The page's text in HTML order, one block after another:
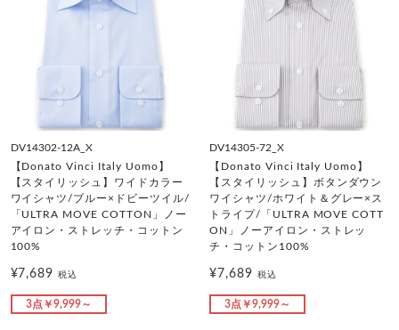
DV14302-12A_X
【Donato Vinci Italy Uomo】
【スタイリッシュ】ワイドカラー
ワイシャツ/ブルー×ドビーツイル/
「ULTRA MOVE COTTON」ノー
アイロン・ストレッチ・コットン
100%
¥7,689税込
3点￥9,999～
DV14305-72_X
【Donato Vinci Italy Uomo】
【スタイリッシュ】ボタンダウン
ワイシャツ/ホワイト＆グレー×ス
トライプ/「ULTRA MOVE COTT
ON」ノーアイロン・ストレッ
チ・コットン100%
¥7,689 税込
3点￥9,999～